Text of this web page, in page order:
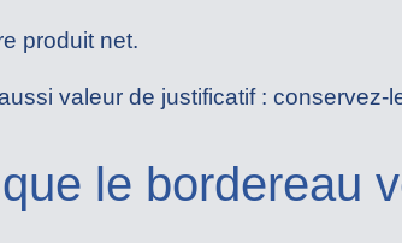
produit net.
valeur de justificatif : conservez-
le bordereau